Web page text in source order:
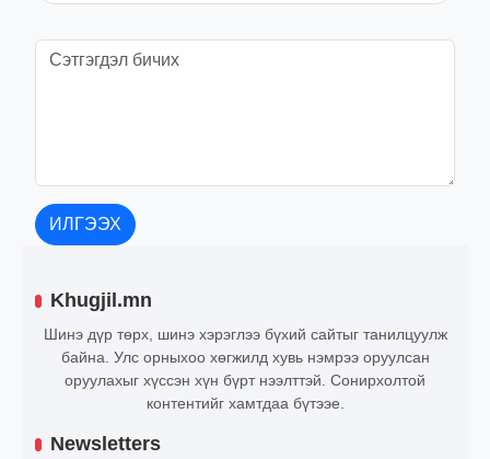
ИЛГЭЭХ
Khugjil.mn
Шинэ дүр төрх, шинэ хэрэглээ бүхий сайтыг танилцуулж
байна. Улс орныхоо хөгжилд хувь нэмрээ оруулсан
оруулахыг хүссэн хүн бүрт нээлттэй. Сонирхолтой
контентийг хамтдаа бүтээе.
Newsletters